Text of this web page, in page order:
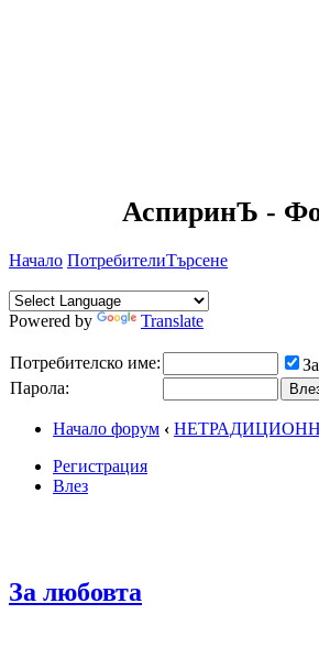
АспиринЪ -
Начало ПотребителиТърсене
Powered by Translate
Потребителско име:
Парола:
Начало форум ‹
Регистрация
Влез
За любовта